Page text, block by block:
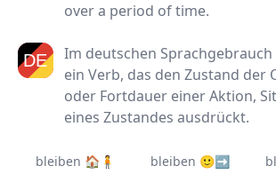
over a period of time.
Im deutschen
ein Verb, das den Zustand der
oder Fortdauer einer Aktion,
eines Zustandes ausdrückt.
bleiben 🏠🧍 bleiben 🙂➡